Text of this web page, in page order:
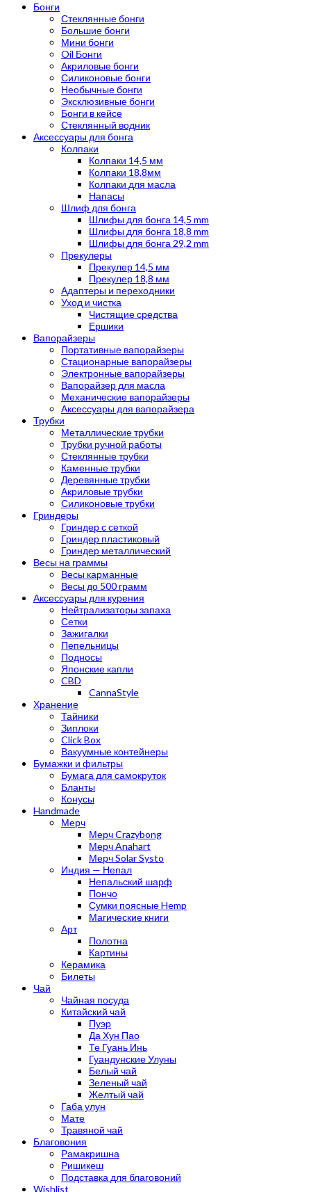
Бонги
Стеклянные бонги
Большие бонги
Мини бонги
Oil Бонги
Акриловые бонги
Силиконовые бонги
Необычные бонги
Эксклюзивные бонги
Бонги в кейсе
Стеклянный водник
Аксессуары для бонга
Колпаки
Колпаки 14,5 мм
Колпаки 18,8мм
Колпаки для масла
Напасы
Шлиф для бонга
Шлифы для бонга 14,5 mm
Шлифы для бонга 18,8 mm
Шлифы для бонга 29,2 mm
Прекулеры
Прекулер 14,5 мм
Прекулер 18,8 мм
Адаптеры и переходники
Уход и чистка
Чистящие средства
Ершики
Вапорайзеры
Портативные вапорайзеры
Стационарные вапорайзеры
Электронные вапорайзеры
Вапорайзер для масла
Механические вапорайзеры
Аксессуары для вапорайзера
Трубки
Металлические трубки
Трубки ручной работы
Стеклянные трубки
Каменные трубки
Деревянные трубки
Акриловые трубки
Силиконовые трубки
Гриндеры
Гриндер с сеткой
Гриндер пластиковый
Гриндер металлический
Весы на граммы
Весы карманные
Весы до 500 грамм
Аксессуары для курения
Нейтрализаторы запаха
Сетки
Зажигалки
Пепельницы
Подносы
Японские капли
CBD
CannaStyle
Хранение
Тайники
Зиплоки
Click Box
Вакуумные контейнеры
Бумажки и фильтры
Бумага для самокруток
Бланты
Конусы
Handmade
Мерч
Мерч Crazybong
Мерч Anahart
Мерч Solar Systo
Индия — Непал
Непальский шарф
Пончо
Сумки поясные Hemp
Магические книги
Арт
Полотна
Картины
Керамика
Билеты
Чай
Чайная посуда
Китайский чай
Пуэр
Да Хун Пао
Те Гуань Инь
Гуандунские Улуны
Белый чай
Зеленый чай
Желтый чай
Габа улун
Мате
Травяной чай
Благовония
Рамакришна
Ришикеш
Подставка для благовоний
Wishlist